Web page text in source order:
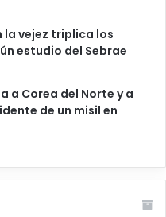
la vejez triplica los
estudio del Sebrae
a Corea del Norte y a
de un misil en